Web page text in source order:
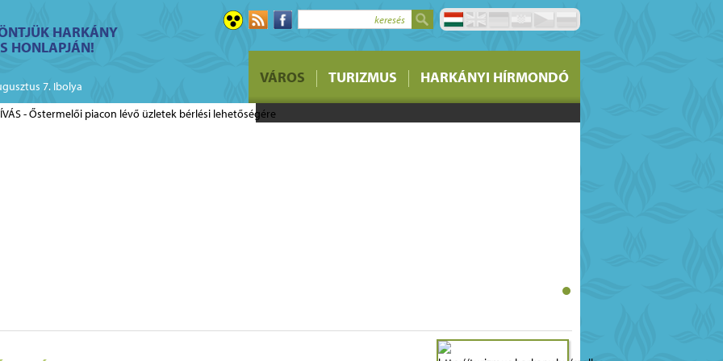
HARKÁNY
HONLAPJÁN!
7. Ibolya VÁROS TURIZMUS HARKÁNYI HÍRMONDÓ
keresés
FELHÍVÁS - Őstermelői piacon lévő
üzletek bérlési lehetőségére